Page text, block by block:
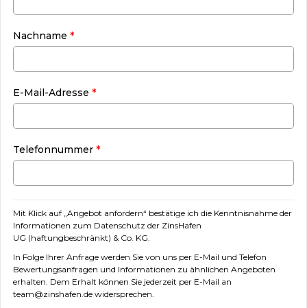
Nachname *
E-Mail-Adresse *
Telefonnummer *
Mit Klick auf „Angebot anfordern“ bestätige ich die Kenntnisnahme der
Informationen zum Datenschutz der ZinsHafen
UG (haftungbeschränkt) & Co. KG.
In Folge Ihrer Anfrage werden Sie von uns per E-Mail und Telefon
Bewertungsanfragen und Informationen zu ähnlichen Angeboten
erhalten. Dem Erhalt können Sie jederzeit per E-Mail an
team@zinshafen.de widersprechen.